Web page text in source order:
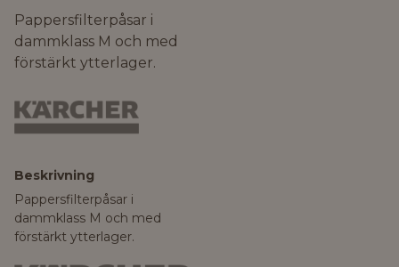
Pappersfilterpåsar i
dammklass M och med
förstärkt ytterlager.
Beskrivning
Pappersfilterpåsar i
dammklass M och med
förstärkt ytterlager.